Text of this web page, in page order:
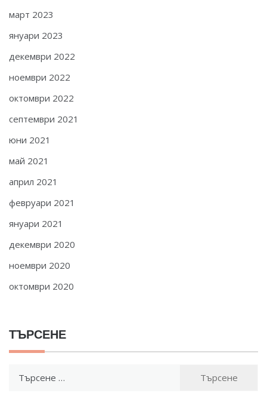
март 2023
януари 2023
декември 2022
ноември 2022
октомври 2022
септември 2021
юни 2021
май 2021
април 2021
февруари 2021
януари 2021
декември 2020
ноември 2020
октомври 2020
ТЪРСЕНЕ